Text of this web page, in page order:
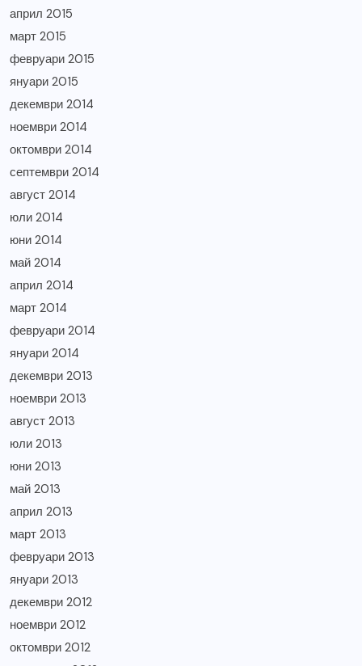
април 2015
март 2015
февруари 2015
януари 2015
декември 2014
ноември 2014
октомври 2014
септември 2014
август 2014
юли 2014
юни 2014
май 2014
април 2014
март 2014
февруари 2014
януари 2014
декември 2013
ноември 2013
август 2013
юли 2013
юни 2013
май 2013
април 2013
март 2013
февруари 2013
януари 2013
декември 2012
ноември 2012
октомври 2012